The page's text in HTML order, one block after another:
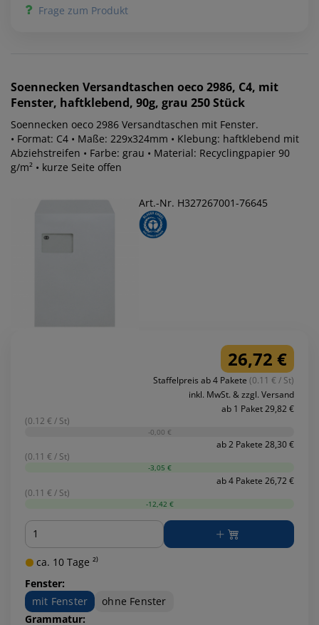
Frage zum Produkt
Soennecken Versandtaschen oeco 2986, C4, mit
Fenster, haftklebend, 90g, grau 250 Stück
Soennecken oeco 2986 Versandtaschen mit Fenster.
• Format: C4 • Maße: 229x324mm • Klebung: haftklebend mit
Abziehstreifen • Farbe: grau • Material: Recyclingpapier 90
g/m² • kurze Seite offen
Art.-Nr. H327267001-76645
26,72 €
Staffelpreis ab 4 Pakete (0.11 € / St)
inkl. MwSt. & zzgl. Versand
ab 1 Paket 29,82 €
(0.12 € / St)
-0,00 €
ab 2 Pakete 28,30 €
(0.11 € / St)
-3,05 €
ab 4 Pakete 26,72 €
(0.11 € / St)
-12,42 €
Menge
ca. 10 Tage ²⁾
Fenster:
mit Fenster
ohne Fenster
Grammatur: